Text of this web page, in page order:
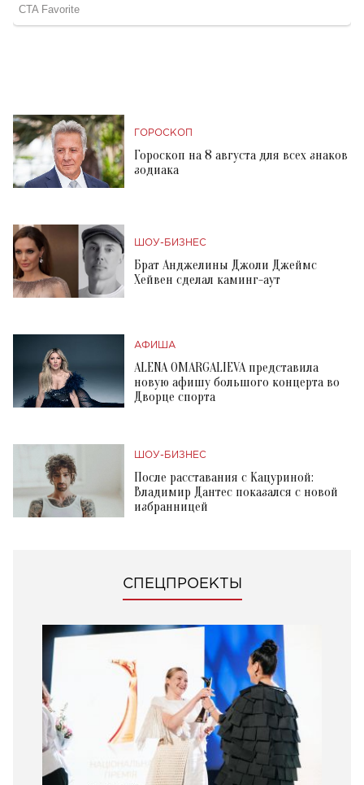
ГОРОСКОП
Гороскоп на 8 августа для всех знаков
зодиака
ШОУ-БИЗНЕС
Брат Анджелины Джоли Джеймс
Хейвен сделал каминг-аут
АФИША
ALENA OMARGALIEVA представила
новую афишу большого концерта во
Дворце спорта
ШОУ-БИЗНЕС
После расставания с Кацуриной:
Владимир Дантес показался с новой
избранницей
СПЕЦПРОЕКТЫ